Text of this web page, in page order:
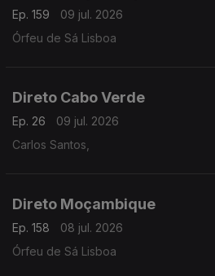
Ep. 159
09 jul. 2026
Órfeu de Sá Lisboa
Direto Cabo Verde
Ep. 26
09 jul. 2026
Carlos Santos,
Direto Moçambique
Ep. 158
08 jul. 2026
Órfeu de Sá Lisboa